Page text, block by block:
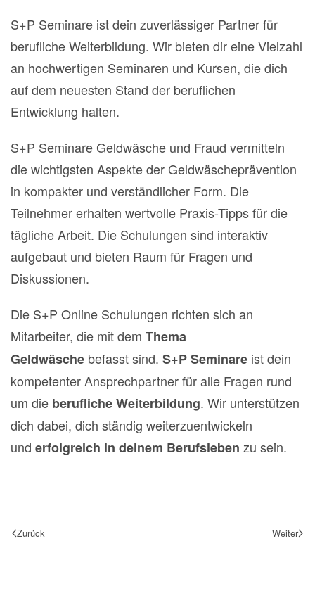
S+P Seminare ist dein zuverlässiger Partner für
berufliche Weiterbildung. Wir bieten dir eine Vielzahl
an hochwertigen Seminaren und Kursen, die dich
auf dem neuesten Stand der beruflichen
Entwicklung halten.
S+P Seminare Geldwäsche und Fraud vermitteln
die wichtigsten Aspekte der Geldwäscheprävention
in kompakter und verständlicher Form. Die
Teilnehmer erhalten wertvolle Praxis-Tipps für die
tägliche Arbeit. Die Schulungen sind interaktiv
aufgebaut und bieten Raum für Fragen und
Diskussionen.
Die S+P Online Schulungen richten sich an
Mitarbeiter, die mit dem Thema
Geldwäsche befasst sind. S+P Seminare ist dein
kompetenter Ansprechpartner für alle Fragen rund
um die berufliche Weiterbildung. Wir unterstützen
dich dabei, dich ständig weiterzuentwickeln
und erfolgreich in deinem Berufsleben zu sein.
Zurück Weiter